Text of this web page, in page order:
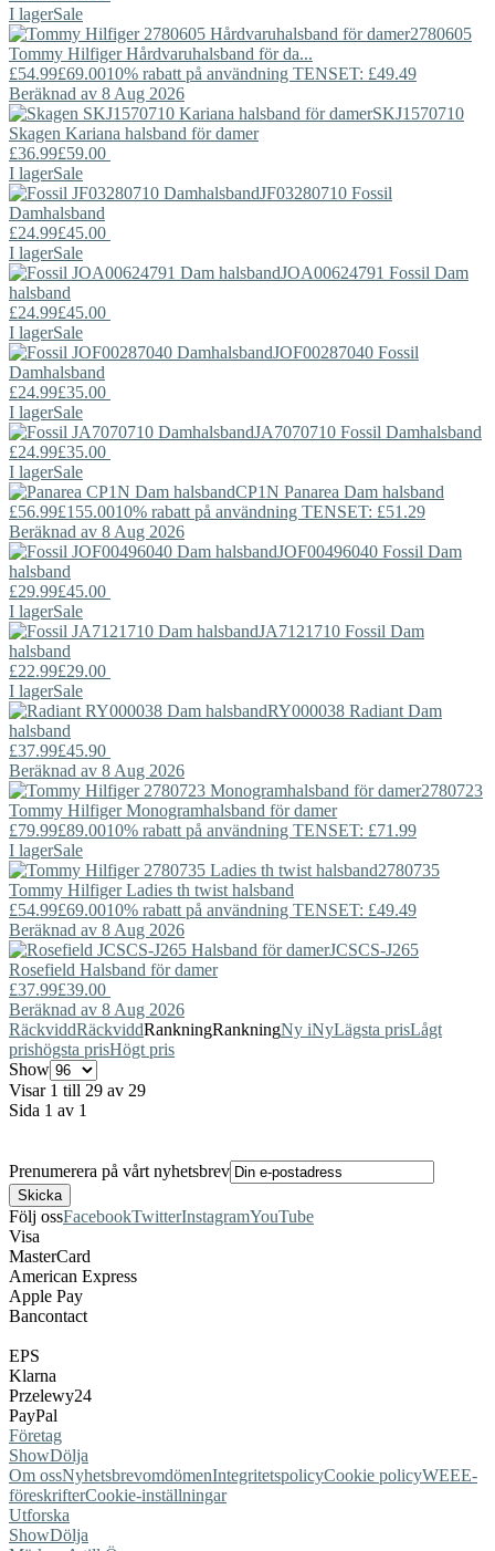
I lagerSale
2780605
Tommy HilfigerHårdvaruhalsband för da...
£54.99£69.0010% rabatt på användning TENSET: £49.49
Beräknad av 8 Aug 2026
SKJ1570710
Skagen Kariana halsband för damer
£36.99£59.00
I lagerSale
JF03280710 Fossil
Damhalsband
£24.99£45.00
I lagerSale
JOA00624791 Fossil Dam
halsband
£24.99£45.00
I lagerSale
JOF00287040 Fossil
Damhalsband
£24.99£35.00
I lagerSale
JA7070710 Fossil Damhalsband
£24.99£35.00
I lagerSale
CP1N Panarea Dam halsband
£56.99£155.0010% rabatt på användning TENSET: £51.29
Beräknad av 8 Aug 2026
JOF00496040 Fossil Dam
halsband
£29.99£45.00
I lagerSale
JA7121710 Fossil Dam
halsband
£22.99£29.00
I lagerSale
RY000038 Radiant Dam
halsband
£37.99£45.90
Beräknad av 8 Aug 2026
2780723
Tommy HilfigerMonogramhalsband för damer
£79.99£89.0010% rabatt på användning TENSET: £71.99
I lagerSale
2780735
Tommy HilfigerLadies th twist halsband
£54.99£69.0010% rabatt på användning TENSET: £49.49
Beräknad av 8 Aug 2026
JCSCS-J265
Rosefield Halsband för damer
£37.99£39.00
Beräknad av 8 Aug 2026
RäckviddRäckviddRankningRankningNy iNyLägsta prisLågt
prishögsta prisHögt pris
Show
Visar 1 till 29 av 29
Sida 1 av 1
Prenumerera på vårt nyhetsbrev
Följ ossFacebookTwitterInstagramYouTube
Visa
MasterCard
American Express
Apple Pay
Bancontact
EPS
Klarna
Przelewy24
PayPal
Företag
ShowDölja
Om ossNyhetsbrevomdömenIntegritetspolicyCookie policyWEEE-
föreskrifterCookie-inställningar
Utforska
ShowDölja